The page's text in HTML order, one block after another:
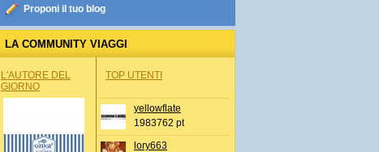
Proponi il tuo blog
LA COMMUNITY VIAGGI
L'AUTORE DEL
GIORNO
TOP UTENTI
yellowflate
1983762 pt
lory663